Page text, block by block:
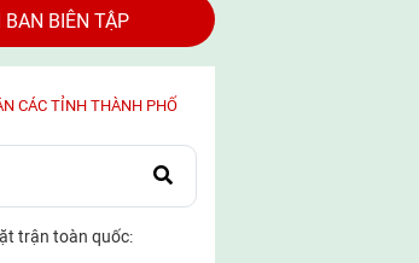
BAN BIÊN TẬP
CÁC TỈNH THÀNH PHỐ
trận toàn quốc: